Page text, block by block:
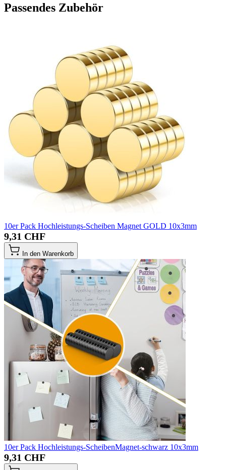
Passendes Zubehör
10er Pack Hochleistungs-Scheiben Magnet GOLD 10x3mm
9,31 CHF
In den Warenkorb
10er Pack Hochleistungs-ScheibenMagnet-schwarz 10x3mm
9,31 CHF